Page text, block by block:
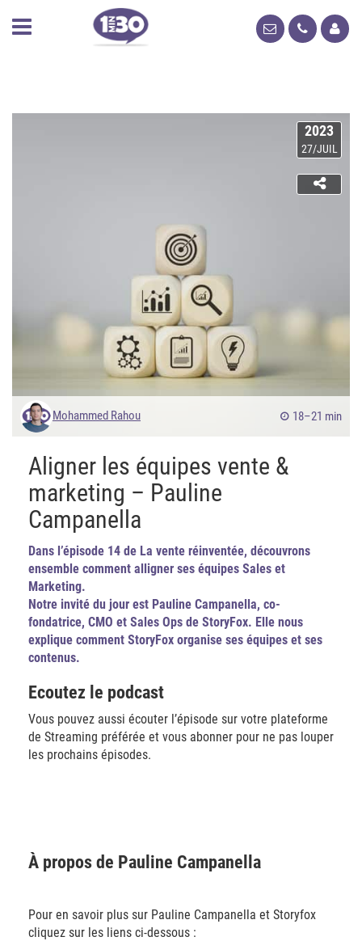
2023
27/JUIL
Mohammed Rahou 18–21 min
Aligner les équipes vente &
marketing – Pauline
Campanella
Dans l’épisode 14 de La vente réinventée, découvrons
ensemble comment alligner ses équipes Sales et
Marketing.
Notre invité du jour est Pauline Campanella, co-
fondatrice, CMO et Sales Ops de StoryFox. Elle nous
explique comment StoryFox organise ses équipes et ses
contenus.
Ecoutez le podcast
Vous pouvez aussi écouter l’épisode sur votre plateforme
de Streaming préférée et vous abonner pour ne pas louper
les prochains épisodes.
À propos de Pauline Campanella
Pour en savoir plus sur Pauline Campanella et Storyfox
cliquez sur les liens ci-dessous :